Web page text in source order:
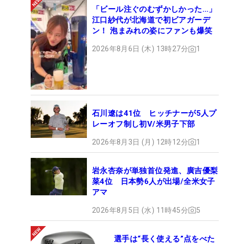
「ビール注ぐのむずかしかった…」
江口紗代が北海道で初ビアガーデ
ン！ 泡まみれの姿にファンも爆笑
2026年8月6日 (木) 13時27分 1
石川遼は41位 ヒッチナーが5人プ
レーオフ制し初V/米男子下部
2026年8月3日 (月) 12時12分 1
岩永杏奈が単独首位発進、廣吉優梨
菜4位 日本勢6人が出場/全米女子
アマ
2026年8月5日 (水) 11時45分 5
選手は“長く使える”点をべた